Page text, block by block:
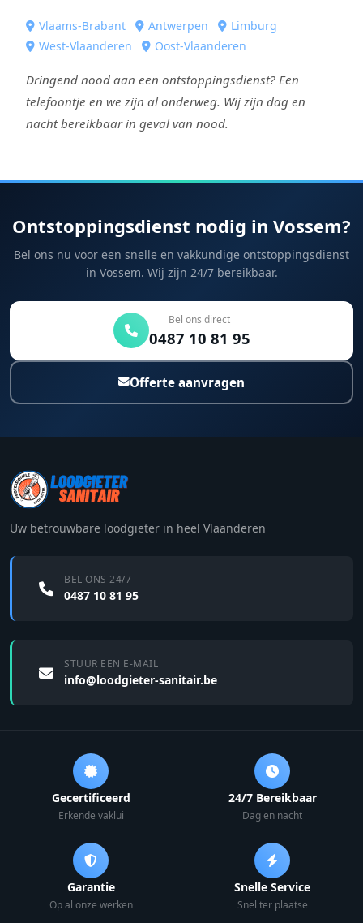
Vlaams-Brabant Antwerpen
Limburg
West-Vlaanderen
Oost-Vlaanderen
Dringend nood aan een ontstoppingsdienst? Een
telefoontje en we zijn al onderweg. Wij zijn dag en
nacht bereikbaar in geval van nood.
Ontstoppingsdienst nodig in Vossem?
Bel ons nu voor een snelle en vakkundige ontstoppingsdienst
in Vossem. Wij zijn 24/7 bereikbaar.
Bel ons direct
0487 10 81 95
Offerte aanvragen
Uw betrouwbare loodgieter in heel Vlaanderen
BEL ONS 24/7
0487 10 81 95
STUUR EEN E-MAIL
info@loodgieter-sanitair.be
Gecertificeerd
Erkende vaklui
24/7 Bereikbaar
Dag en nacht
Garantie
Op al onze werken
Snelle Service
Snel ter plaatse